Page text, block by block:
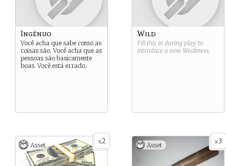
Ingênuo
Você acha que sabe como as
coisas são. Você acha que as
pessoas são basicamente
boas. Você está errado.
Wild
Fill this in during play to
introduce a new Weakness.
x2
Asset x3
Asset